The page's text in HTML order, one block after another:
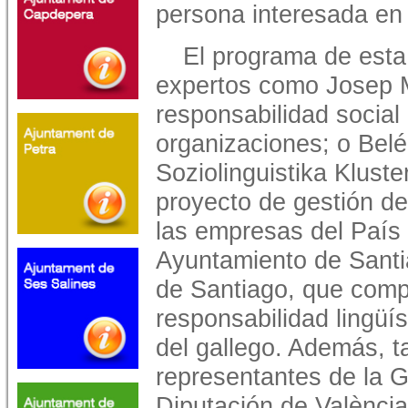
persona interesada
El programa de
expertos como Josep
responsabilidad
organizaciones; o
Soziolinguistika
proyecto de gestión
las empresas del
Ayuntamiento de
de Santiago, que
responsabilidad
del gallego. Además,
representantes de la